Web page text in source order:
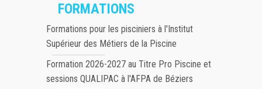
FORMATIONS
Formations pour les pisciniers à l'Institut
Supérieur des Métiers de la Piscine
Formation 2026-2027 au Titre Pro Piscine et
sessions QUALIPAC à l'AFPA de Béziers